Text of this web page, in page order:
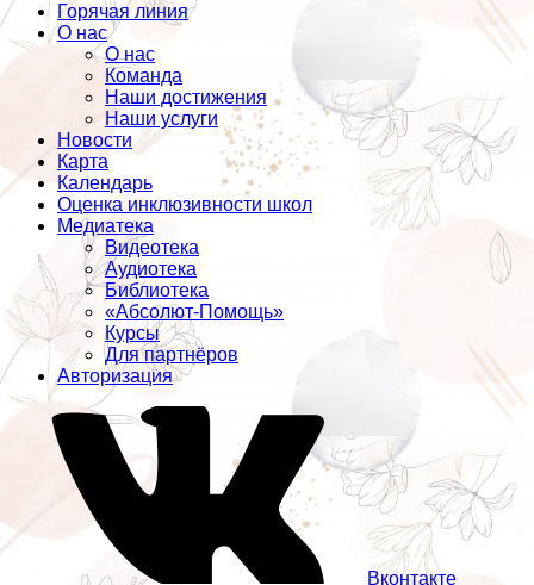
Горячая линия
О нас
О нас
Команда
Наши достижения
Наши услуги
Новости
Карта
Календарь
Оценка инклюзивности школ
Медиатека
Видеотека
Аудиотека
Библиотека
«Абсолют-Помощь»
Курсы
Для партнёров
Авторизация
Вконтакте